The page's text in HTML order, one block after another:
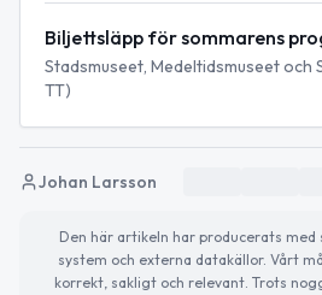
Biljettsläpp för sommarens
Stadsmuseet, Medeltidsmuseet och
TT)
Johan Larsson
Den här artikeln har producerats
system och externa datakällor. Vårt
korrekt, sakligt och relevant. Trots